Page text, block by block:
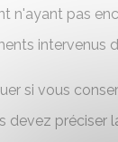
n'ayant pas
intervenus
si vous
devez préciser